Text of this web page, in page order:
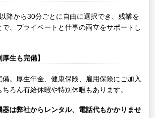
降から30分ごとに自由に選択でき、残業を
で、プライベートと仕事の両立をサポートし
生も完備】
。厚生年金、健康保険、雇用保険にご加入
ろん有給休暇や特別休暇もあります。
器は弊社からレンタル、電話代もかかりませ